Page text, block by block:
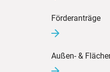
Förderanträge
Außen- &